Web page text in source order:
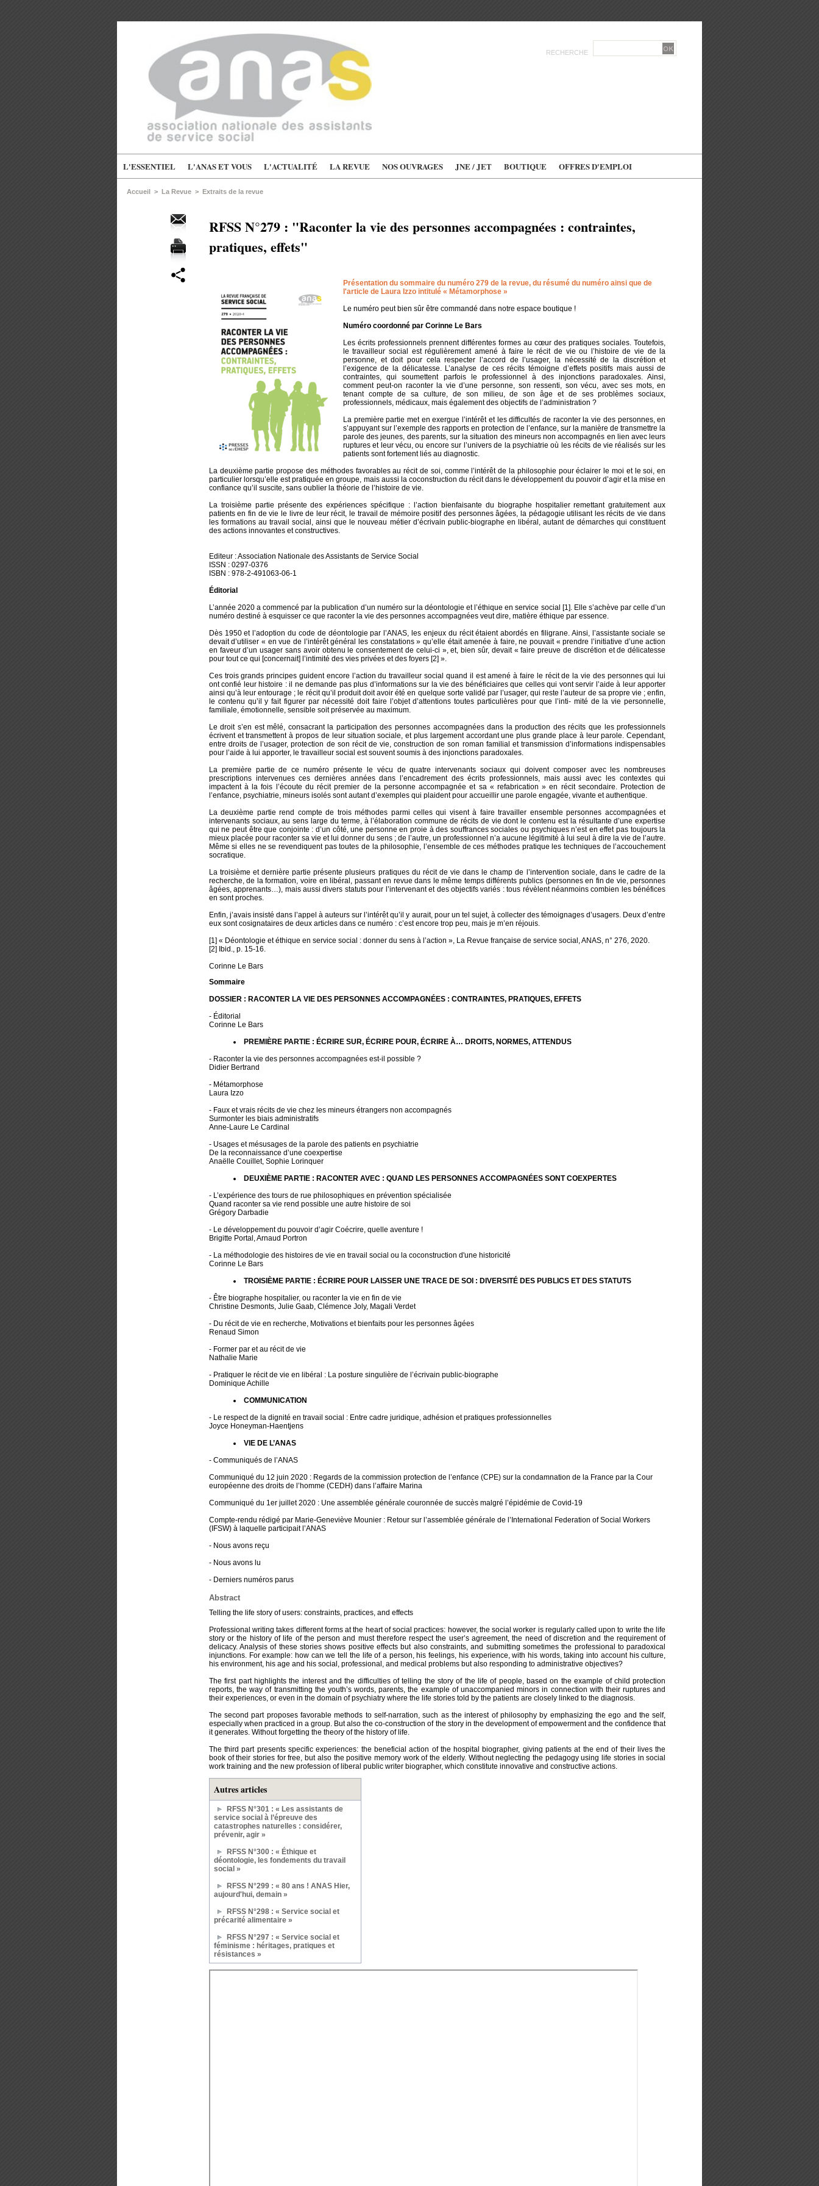
RECHERCHE
L'ESSENTIEL L'ANAS ET VOUS L'ACTUALITÉ LA REVUE NOS OUVRAGES JNE / JET BOUTIQUE OFFRES D'EMPLOI
Accueil > La Revue > Extraits de la revue
RFSS N°279 : "Raconter la vie des personnes accompagnées : contraintes,
pratiques, effets"
Présentation du sommaire du numéro 279 de la revue, du résumé du numéro ainsi que de
l'article de Laura Izzo intitulé « Métamorphose »
Le numéro peut bien sûr être commandé dans notre espace boutique !
Numéro coordonné par Corinne Le Bars
Les écrits professionnels prennent différentes formes au cœur des pratiques sociales. Toutefois,
le travailleur social est régulièrement amené à faire le récit de vie ou l’histoire de vie de la
personne, et doit pour cela respecter l’accord de l’usager, la nécessité de la discrétion et
l’exigence de la délicatesse. L’analyse de ces récits témoigne d’effets positifs mais aussi de
contraintes, qui soumettent parfois le professionnel à des injonctions paradoxales. Ainsi,
comment peut-on raconter la vie d’une personne, son ressenti, son vécu, avec ses mots, en
tenant compte de sa culture, de son milieu, de son âge et de ses problèmes sociaux,
professionnels, médicaux, mais également des objectifs de l’administration ?
La première partie met en exergue l’intérêt et les difficultés de raconter la vie des personnes, en
s’appuyant sur l’exemple des rapports en protection de l’enfance, sur la manière de transmettre la
parole des jeunes, des parents, sur la situation des mineurs non accompagnés en lien avec leurs
ruptures et leur vécu, ou encore sur l’univers de la psychiatrie où les récits de vie réalisés sur les
patients sont fortement liés au diagnostic.
La deuxième partie propose des méthodes favorables au récit de soi, comme l’intérêt de la philosophie pour éclairer le moi et le soi, en
particulier lorsqu’elle est pratiquée en groupe, mais aussi la coconstruction du récit dans le développement du pouvoir d’agir et la mise en
confiance qu’il suscite, sans oublier la théorie de l’histoire de vie.
La troisième partie présente des expériences spécifique : l’action bienfaisante du biographe hospitalier remettant gratuitement aux
patients en fin de vie le livre de leur récit, le travail de mémoire positif des personnes âgées, la pédagogie utilisant les récits de vie dans
les formations au travail social, ainsi que le nouveau métier d’écrivain public-biographe en libéral, autant de démarches qui constituent
des actions innovantes et constructives.
Editeur : Association Nationale des Assistants de Service Social
ISSN : 0297-0376
ISBN : 978-2-491063-06-1
Éditorial
L’année 2020 a commencé par la publication d’un numéro sur la déontologie et l’éthique en service social [1]. Elle s’achève par celle d’un
numéro destiné à esquisser ce que raconter la vie des personnes accompagnées veut dire, matière éthique par essence.
Dès 1950 et l’adoption du code de déontologie par l’ANAS, les enjeux du récit étaient abordés en filigrane. Ainsi, l’assistante sociale se
devait d’utiliser « en vue de l’intérêt général les constatations » qu’elle était amenée à faire, ne pouvait « prendre l’initiative d’une action
en faveur d’un usager sans avoir obtenu le consentement de celui-ci », et, bien sûr, devait « faire preuve de discrétion et de délicatesse
pour tout ce qui [concernait] l’intimité des vies privées et des foyers [2] ».
Ces trois grands principes guident encore l’action du travailleur social quand il est amené à faire le récit de la vie des personnes qui lui
ont confié leur histoire : il ne demande pas plus d’informations sur la vie des bénéficiaires que celles qui vont servir l’aide à leur apporter
ainsi qu’à leur entourage ; le récit qu’il produit doit avoir été en quelque sorte validé par l’usager, qui reste l’auteur de sa propre vie ; enfin,
le contenu qu’il y fait figurer par nécessité doit faire l’objet d’attentions toutes particulières pour que l’inti- mité de la vie personnelle,
familiale, émotionnelle, sensible soit préservée au maximum.
Le droit s’en est mêlé, consacrant la participation des personnes accompagnées dans la production des récits que les professionnels
écrivent et transmettent à propos de leur situation sociale, et plus largement accordant une plus grande place à leur parole. Cependant,
entre droits de l’usager, protection de son récit de vie, construction de son roman familial et transmission d’informations indispensables
pour l’aide à lui apporter, le travailleur social est souvent soumis à des injonctions paradoxales.
La première partie de ce numéro présente le vécu de quatre intervenants sociaux qui doivent composer avec les nombreuses
prescriptions intervenues ces dernières années dans l’encadrement des écrits professionnels, mais aussi avec les contextes qui
impactent à la fois l’écoute du récit premier de la personne accompagnée et sa « refabrication » en récit secondaire. Protection de
l’enfance, psychiatrie, mineurs isolés sont autant d’exemples qui plaident pour accueillir une parole engagée, vivante et authentique.
La deuxième partie rend compte de trois méthodes parmi celles qui visent à faire travailler ensemble personnes accompagnées et
intervenants sociaux, au sens large du terme, à l’élaboration commune de récits de vie dont le contenu est la résultante d’une expertise
qui ne peut être que conjointe : d’un côté, une personne en proie à des souffrances sociales ou psychiques n’est en effet pas toujours la
mieux placée pour raconter sa vie et lui donner du sens ; de l’autre, un professionnel n’a aucune légitimité à lui seul à dire la vie de l’autre.
Même si elles ne se revendiquent pas toutes de la philosophie, l’ensemble de ces méthodes pratique les techniques de l’accouchement
socratique.
La troisième et dernière partie présente plusieurs pratiques du récit de vie dans le champ de l’intervention sociale, dans le cadre de la
recherche, de la formation, voire en libéral, passant en revue dans le même temps différents publics (personnes en fin de vie, personnes
âgées, apprenants…), mais aussi divers statuts pour l’intervenant et des objectifs variés : tous révèlent néanmoins combien les bénéfices
en sont proches.
Enfin, j’avais insisté dans l’appel à auteurs sur l’intérêt qu’il y aurait, pour un tel sujet, à collecter des témoignages d’usagers. Deux d’entre
eux sont cosignataires de deux articles dans ce numéro : c’est encore trop peu, mais je m’en réjouis.
[1] « Déontologie et éthique en service social : donner du sens à l’action », La Revue française de service social, ANAS, n° 276, 2020.
[2] Ibid., p. 15-16.
Corinne Le Bars
Sommaire
DOSSIER : RACONTER LA VIE DES PERSONNES ACCOMPAGNÉES : CONTRAINTES, PRATIQUES, EFFETS
- Éditorial
Corinne Le Bars
PREMIÈRE PARTIE : ÉCRIRE SUR, ÉCRIRE POUR, ÉCRIRE À… DROITS, NORMES, ATTENDUS
- Raconter la vie des personnes accompagnées est-il possible ?
Didier Bertrand
- Métamorphose
Laura Izzo
- Faux et vrais récits de vie chez les mineurs étrangers non accompagnés
Surmonter les biais administratifs
Anne-Laure Le Cardinal
- Usages et mésusages de la parole des patients en psychiatrie
De la reconnaissance d’une coexpertise
Anaëlle Couillet, Sophie Lorinquer
DEUXIÈME PARTIE : RACONTER AVEC : QUAND LES PERSONNES ACCOMPAGNÉES SONT COEXPERTES
- L’expérience des tours de rue philosophiques en prévention spécialisée
Quand raconter sa vie rend possible une autre histoire de soi
Grégory Darbadie
- Le développement du pouvoir d’agir Coécrire, quelle aventure !
Brigitte Portal, Arnaud Portron
- La méthodologie des histoires de vie en travail social ou la coconstruction d'une historicité
Corinne Le Bars
TROISIÈME PARTIE : ÉCRIRE POUR LAISSER UNE TRACE DE SOI : DIVERSITÉ DES PUBLICS ET DES STATUTS
- Être biographe hospitalier, ou raconter la vie en fin de vie
Christine Desmonts, Julie Gaab, Clémence Joly, Magali Verdet
- Du récit de vie en recherche, Motivations et bienfaits pour les personnes âgées
Renaud Simon
- Former par et au récit de vie
Nathalie Marie
- Pratiquer le récit de vie en libéral : La posture singulière de l’écrivain public-biographe
Dominique Achille
COMMUNICATION
- Le respect de la dignité en travail social : Entre cadre juridique, adhésion et pratiques professionnelles
Joyce Honeyman-Haentjens
VIE DE L’ANAS
- Communiqués de l’ANAS
Communiqué du 12 juin 2020 : Regards de la commission protection de l’enfance (CPE) sur la condamnation de la France par la Cour
européenne des droits de l’homme (CEDH) dans l’affaire Marina
Communiqué du 1er juillet 2020 : Une assemblée générale couronnée de succès malgré l’épidémie de Covid-19
Compte-rendu rédigé par Marie-Geneviève Mounier : Retour sur l’assemblée générale de l’International Federation of Social Workers
(IFSW) à laquelle participait l’ANAS
- Nous avons reçu
- Nous avons lu
- Derniers numéros parus
Abstract
Telling the life story of users: constraints, practices, and effects
Professional writing takes different forms at the heart of social practices: however, the social worker is regularly called upon to write the life
story or the history of life of the person and must therefore respect the user’s agreement, the need of discretion and the requirement of
delicacy. Analysis of these stories shows positive effects but also constraints, and submitting sometimes the professional to paradoxical
injunctions. For example: how can we tell the life of a person, his feelings, his experience, with his words, taking into account his culture,
his environment, his age and his social, professional, and medical problems but also responding to administrative objectives?
The first part highlights the interest and the difficulties of telling the story of the life of people, based on the example of child protection
reports, the way of transmitting the youth’s words, parents, the example of unaccompanied minors in connection with their ruptures and
their experiences, or even in the domain of psychiatry where the life stories told by the patients are closely linked to the diagnosis.
The second part proposes favorable methods to self-narration, such as the interest of philosophy by emphasizing the ego and the self,
especially when practiced in a group. But also the co-construction of the story in the development of empowerment and the confidence that
it generates. Without forgetting the theory of the history of life.
The third part presents specific experiences: the beneficial action of the hospital biographer, giving patients at the end of their lives the
book of their stories for free, but also the positive memory work of the elderly. Without neglecting the pedagogy using life stories in social
work training and the new profession of liberal public writer biographer, which constitute innovative and constructive actions.
Autres articles
RFSS N°301 : « Les assistants de
service social à l’épreuve des
catastrophes naturelles : considérer,
prévenir, agir »
RFSS N°300 : « Éthique et
déontologie, les fondements du travail
social »
RFSS N°299 : « 80 ans ! ANAS Hier,
aujourd'hui, demain »
RFSS N°298 : « Service social et
précarité alimentaire »
RFSS N°297 : « Service social et
féminisme : héritages, pratiques et
résistances »